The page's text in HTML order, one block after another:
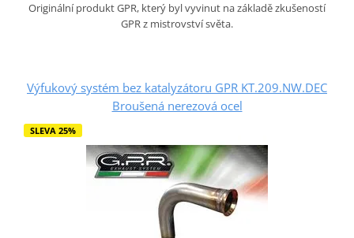
Originální produkt GPR, který byl vyvinut na základě zkušeností
GPR z mistrovství světa.
Výfukový systém bez katalyzátoru GPR KT.209.NW.DEC
Broušená nerezová ocel
SLEVA 25%